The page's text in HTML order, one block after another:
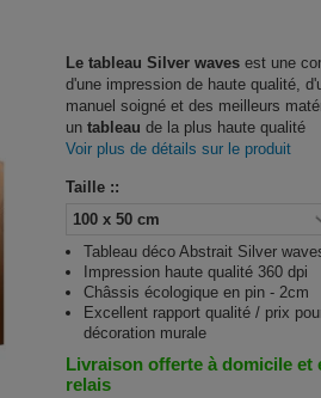
Le tableau Silver waves est une
d'une impression de haute qualité,
manuel soigné et des meilleurs
un tableau de la plus haute qualité
Voir plus de détails sur le produit
Taille ::
Tableau déco Abstrait Silver
Impression haute qualité 360 dpi
Châssis écologique en pin - 2cm
Excellent rapport qualité / prix
décoration murale
Livraison offerte à domicile et
relais